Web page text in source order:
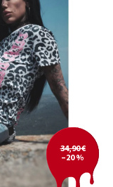
34,90 €
–20 %